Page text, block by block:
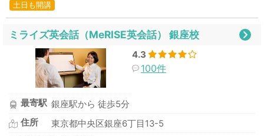
土日も開講
ミライズ英会話（MeRISE英会話） 銀座校
4.3
100件
最寄駅 銀座駅から 徒歩5分
住所
東京都中央区銀座6丁目13-5